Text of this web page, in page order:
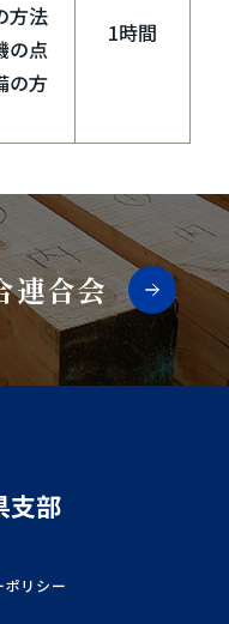
方法
の点
の方
1時間
連合会
支部
ポリシー